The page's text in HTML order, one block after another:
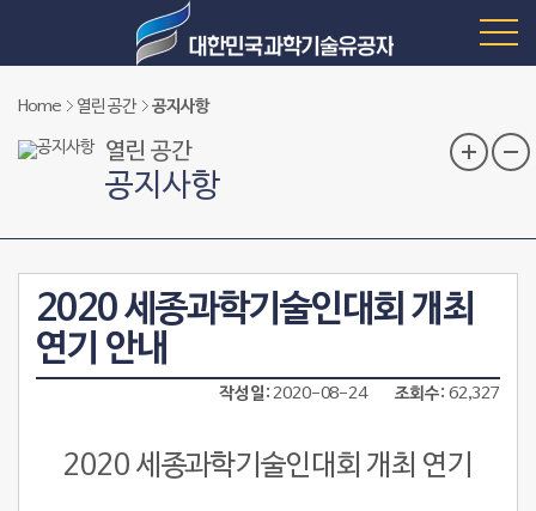
Home 열린 공간 공지사항
열린 공간
공지사항
2020 세종과학기술인대회 개최
연기 안내
작성일 2020-08-24 조회수 62,327
2020 세종과학기술인대회 개최 연기